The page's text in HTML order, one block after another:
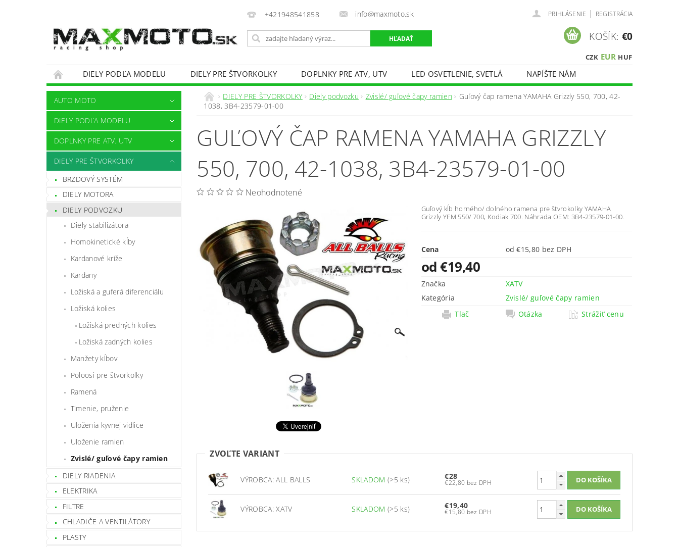
+421948541858 info@maxmoto.sk PRIHLÁSENIE | REGISTRÁCIA
CZK EUR HUF
KOŠÍK: €0
DIELY PODĽA MODELU DIELY PRE ŠTVORKOLKY DOPLNKY PRE ATV, UTV LED OSVETLENIE, SVETLÁ
NAPÍŠTE NÁM
OBCHODNÉ PODMIENKY
KONTAKTY
AUTO MOTO
DIELY PODĽA MODELU
DOPLNKY PRE ATV, UTV
DIELY PRE ŠTVORKOLKY
BRZDOVÝ SYSTÉM
DIELY MOTORA
DIELY PODVOZKU
Diely stabilizátora
Homokinetické kĺby
Kardanové kríže
Kardany
Ložiská a guferá diferenciálu
Ložiská kolies
Ložiská predných kolies
Ložiská zadných kolies
Manžety kĺbov
Poloosi pre štvorkolky
Ramená
Tlmenie, pruženie
Uloženia kyvnej vidlice
Uloženie ramien
Zvislé/ guľové čapy ramien
DIELY RIADENIA
ELEKTRIKA
FILTRE
CHLADIČE A VENTILÁTORY
PLASTY
DIELY PRE ŠTVORKOLKY Diely podvozku Zvislé/ guľové čapy ramien
Guľový čap ramena YAMAHA Grizzly 550, 700, 42-
1038, 3B4-23579-01-00
GUĽOVÝ ČAP RAMENA YAMAHA GRIZZLY
550, 700, 42-1038, 3B4-23579-01-00
Neohodnotené
Guľový kĺb horného/ dolného ramena pre štvrokolky YAMAHA
Grizzly YFM 550/ 700, Kodiak 700. Náhrada OEM: 3B4-23579-01-00.
Cena od €15,80 bez DPH
od €19,40
Značka
XATV
Kategória
Zvislé/ guľové čapy ramien
Tlač
Otázka Strážiť cenu
ZVOĽTE VARIANT
VÝROBCA: ALL BALLS SKLADOM (>5 ks) €28
€22,80 bez DPH
VÝROBCA: XATV SKLADOM (>5 ks) €19,40
€15,80 bez DPH